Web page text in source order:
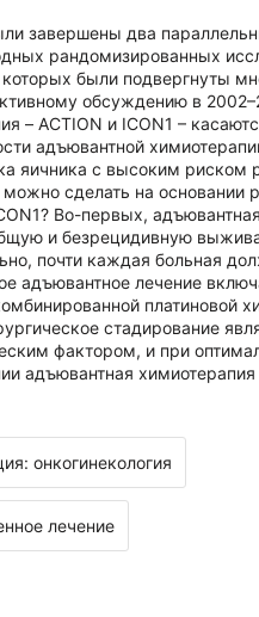
завершены два
рандомизированных
которых были подвергнуты
обсуждению в
– ACTION и ICON1 –
адъювантной
яичника с высоким риском
сделать на основании
Во-первых,
и безрецидивную
почти каждая больная
адъювантное лечение
платиновой
стадирование
фактором, и при
адъювантная
онкогинекология
лечение